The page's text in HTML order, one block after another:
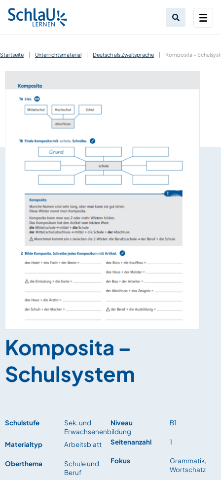
Startseite | Unterrichtsmaterial | Deutsch als Zweitsprache | Komposita –
Komposita –
Schulsystem
Schulstufe
Sek. und
Erwachsenenbildung
Materialtyp
Arbeitsblatt
Oberthema
Schule und
Beruf
Niveau B1
Seitenanzahl 1
Fokus
Grammatik,
Wortschatz